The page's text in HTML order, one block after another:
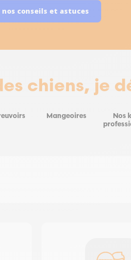
nos conseils et astuces
chiens, je
Mangeoires
Nos